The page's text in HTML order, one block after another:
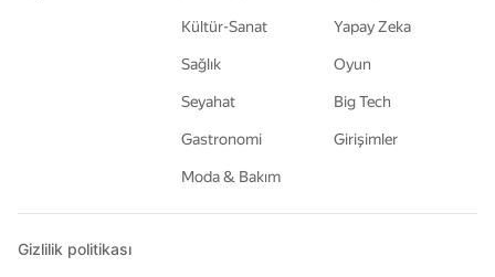
Kültür-Sanat
Sağlık
Seyahat
Gastronomi
Moda & Bakım
Yapay Zeka
Oyun
Big Tech
Girişimler
Gizlilik politikası